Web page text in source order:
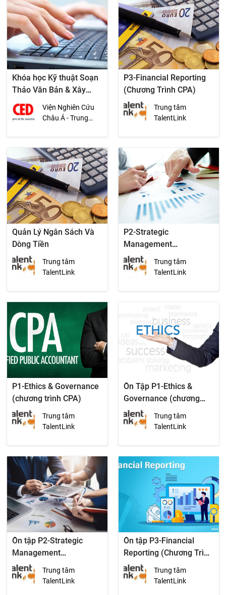
Khóa học Kỹ thuật Soạn
Thảo Văn Bản & Xây
dựng Hệ Thống Tài Liệu
Quản Lý Nội Bộ
Viện Nghiên Cứu
Châu Á - Trung
(CED)
P3-Financial Reporting
(Chương Trình CPA)
Trung tâm
TalentLink
Quản Lý Ngân Sách Và
Dòng Tiền
Trung tâm
TalentLink
P2-Strategic
Management
Accounting (Chương
Trình CPA)
Trung tâm
TalentLink
P1-Ethics & Governance
(chương trình CPA)
Trung tâm
TalentLink
Ôn Tập P1-Ethics &
Governance (chương
trình CPA)
Trung tâm
TalentLink
Ôn tập P2-Strategic
Management
Accounting (Chương
Trình CPA)
Trung tâm
TalentLink
Ôn tập P3-Financial
Reporting (Chương Trình
CPA)
Trung tâm
TalentLink